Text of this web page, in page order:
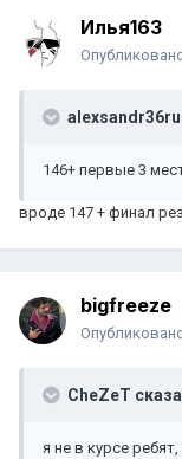
Илья163
146+ первые 3
вроде 147 + финал
bigfreeze
CheZeT
я не в курсе